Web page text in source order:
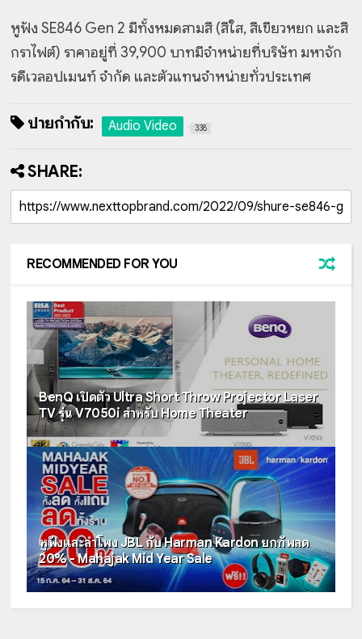
หูฟัง SE846 Gen 2 มีทั้งหมดสามสี (สีใส, สีเขียวหยก และสี
กราไฟต์) ราคาอยู่ที่ 39,900 บาทมีจำหน่ายที่บริษัท มหาจัก
รดีเวลอปเมนท์ จำกัด และตัวแทนจำหน่ายทั่วประเทศ
ป้ายกำกับ: Audio Video 338
SHARE:
RECOMMENDED FOR YOU
BenQ เปิดตัว Ultra Short Throw Projector Laser
TV รุ่น V7050i สำหรับ Home Theater
หูฟังและลำโพง JBL กับ Harman Kardon ยกทัพลด
20% - Mahajak Mid Year Sale